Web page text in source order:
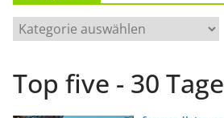
a
Top five - 30 Tage